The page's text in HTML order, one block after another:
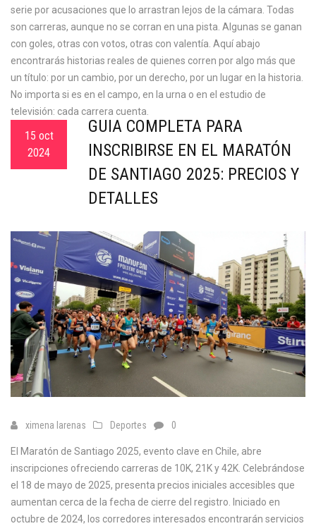
serie por acusaciones que lo arrastran lejos de la cámara. Todas
son carreras, aunque no se corran en una pista. Algunas se ganan
con goles, otras con votos, otras con valentía. Aquí abajo
encontrarás historias reales de quienes corren por algo más que
un título: por un cambio, por un derecho, por un lugar en la historia.
No importa si es en el campo, en la urna o en el estudio de
televisión: cada carrera cuenta.
15 oct
2024
GUÍA COMPLETA PARA
INSCRIBIRSE EN EL MARATÓN
DE SANTIAGO 2025: PRECIOS Y
DETALLES
ximena larenas Deportes 0
El Maratón de Santiago 2025, evento clave en Chile, abre
inscripciones ofreciendo carreras de 10K, 21K y 42K. Celebrándose
el 18 de mayo de 2025, presenta precios iniciales accesibles que
aumentan cerca de la fecha de cierre del registro. Iniciado en
octubre de 2024, los corredores interesados encontrarán servicios